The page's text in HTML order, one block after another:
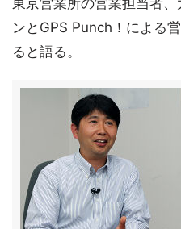
東京営業所の営業担当者
ンとGPS Punch！による
ると語る。